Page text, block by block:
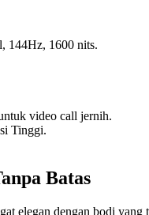
144Hz, 1600 nits.
video call jernih.
Tinggi.
Batas
elegan dengan bodi